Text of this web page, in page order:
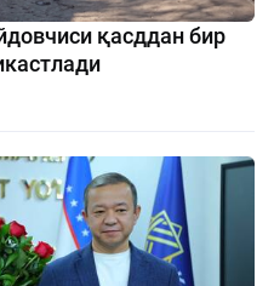
қасддан бир